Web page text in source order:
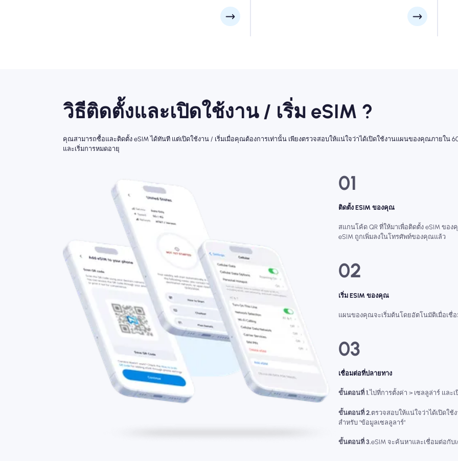
วิธีติดตั้งและเปิดใช้งาน / เริ่ม eSIM ?
คุณสามารถซื้อและติดตั้ง eSIM ได้ทันที แต่เปิดใช้งาน / เริ่มเมื่อคุณต้องการเท่านั้น เพียงตรวจสอบให้แน่ใจว่าได้เปิดใช้งานแผนของคุณภายใ
และเริ่มการหมดอายุ
01
ติดตั้ง ESIM ของคุณ
สแกนโค้ด QR ที่ให้มาเพื่อติดตั้ง eSIM ขอ
eSIM ถูกเพิ่มลงในโทรศัพท์ของคุณแล้ว
02
เริ่ม ESIM ของคุณ
แผนของคุณจะเริ่มต้นโดยอัตโนมัติเมื่อเชื่
03
เชื่อมต่อที่ปลายทาง
ขั้นตอนที่ 1.ไปที่การตั้งค่า > เซลลูล่าร์ และ
ขั้นตอนที่ 2.ตรวจสอบให้แน่ใจว่าได้เปิดใช้
สำหรับ "ข้อมูลเซลลูลาร์"
ขั้นตอนที่ 3.eSIM จะค้นหาและเชื่อมต่อกั